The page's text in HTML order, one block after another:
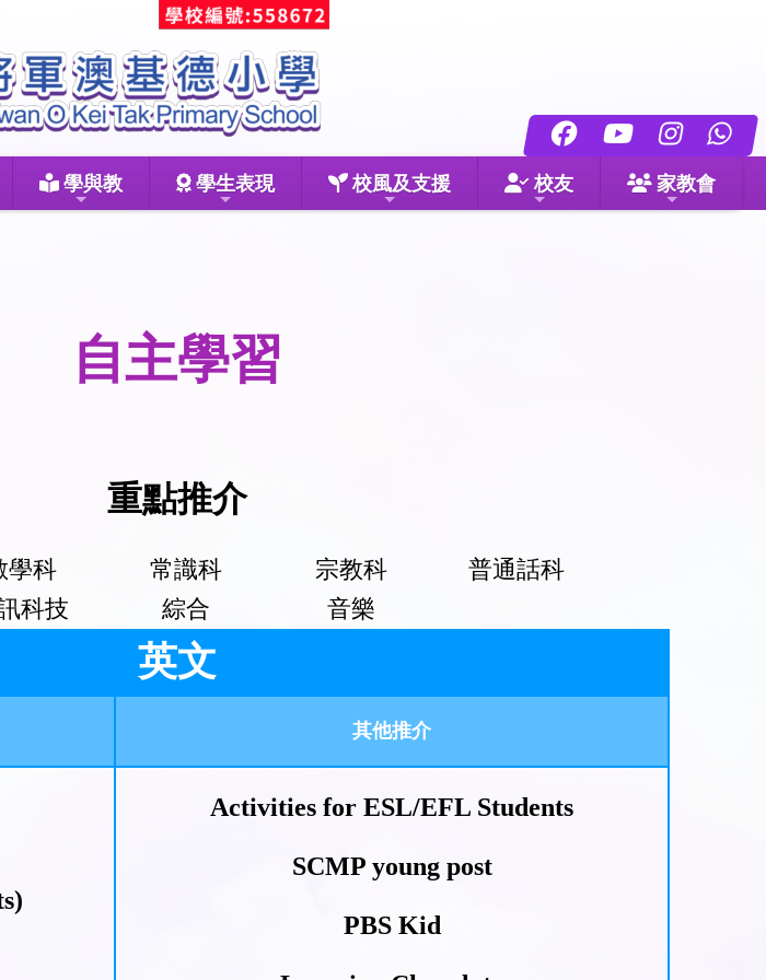
學與教 學生表現 校風及支援 校友 家教會
自主學習
重點推介
學科 常識科 宗教科
普通話科
科技 綜合 音樂
英文
其他推介
Activities for ESL/EFL Students
SCMP young post
PBS Kid